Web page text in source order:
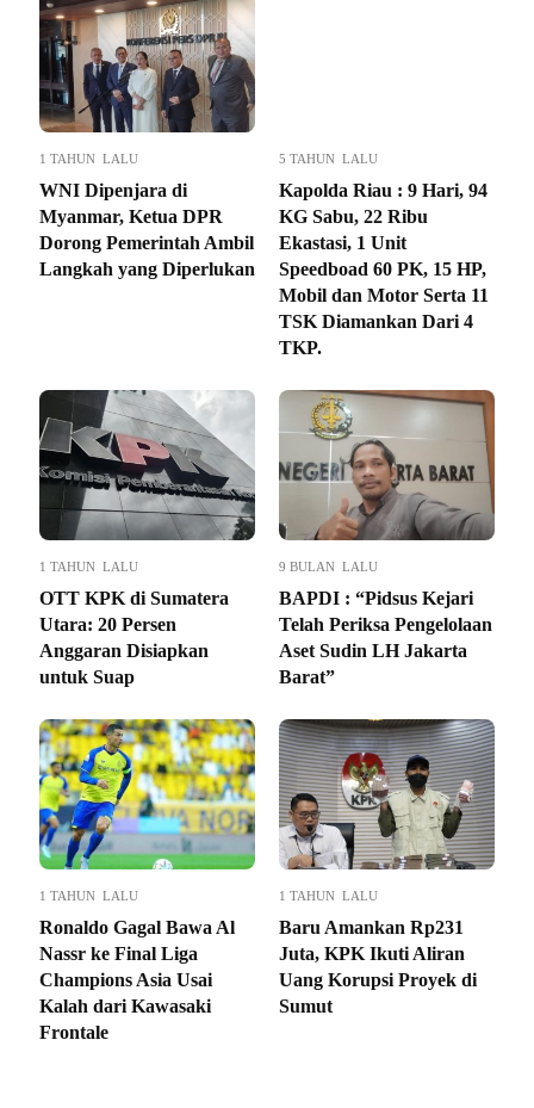
1 TAHUN LALU
WNI Dipenjara di
Myanmar, Ketua DPR
Dorong Pemerintah Ambil
Langkah yang Diperlukan
5 TAHUN LALU
Kapolda Riau : 9 Hari, 94
KG Sabu, 22 Ribu
Ekastasi, 1 Unit
Speedboad 60 PK, 15 HP,
Mobil dan Motor Serta 11
TSK Diamankan Dari 4
TKP.
1 TAHUN LALU
OTT KPK di Sumatera
Utara: 20 Persen
Anggaran Disiapkan
untuk Suap
9 BULAN LALU
BAPDI : “Pidsus Kejari
Telah Periksa Pengelolaan
Aset Sudin LH Jakarta
Barat”
1 TAHUN LALU
Ronaldo Gagal Bawa Al
Nassr ke Final Liga
Champions Asia Usai
Kalah dari Kawasaki
Frontale
1 TAHUN LALU
Baru Amankan Rp231
Juta, KPK Ikuti Aliran
Uang Korupsi Proyek di
Sumut